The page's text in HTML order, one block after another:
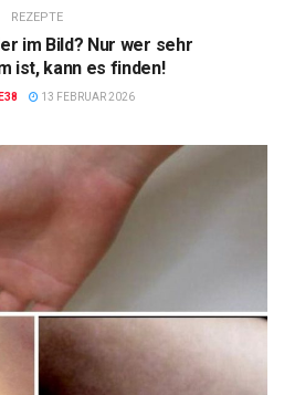
REZEPTE
im Bild? Nur wer sehr
ist, kann es finden!
13 FEBRUAR 2026